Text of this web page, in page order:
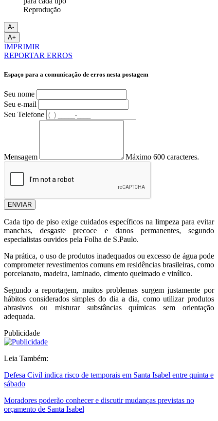
Reprodução
A-
A+
IMPRIMIR
REPORTAR ERROS
Espaço para a comunicação de erros nesta postagem
Seu nome
Seu e-mail
Seu Telefone
Mensagem Máximo 600 caracteres.
ENVIAR
Cada tipo de piso exige cuidados específicos na limpeza para evitar
manchas, desgaste precoce e danos permanentes, segundo
especialistas ouvidos pela Folha de S.Paulo.
Na prática, o uso de produtos inadequados ou excesso de água pode
comprometer revestimentos comuns em residências brasileiras, como
porcelanato, madeira, laminado, cimento queimado e vinílico.
Segundo a reportagem, muitos problemas surgem justamente por
hábitos considerados simples do dia a dia, como utilizar produtos
abrasivos ou misturar substâncias químicas sem orientação
adequada.
Publicidade
Leia Também:
Defesa Civil indica risco de temporais em Santa Isabel entre quinta e
sábado
Moradores poderão conhecer e discutir mudanças previstas no
orçamento de Santa Isabel